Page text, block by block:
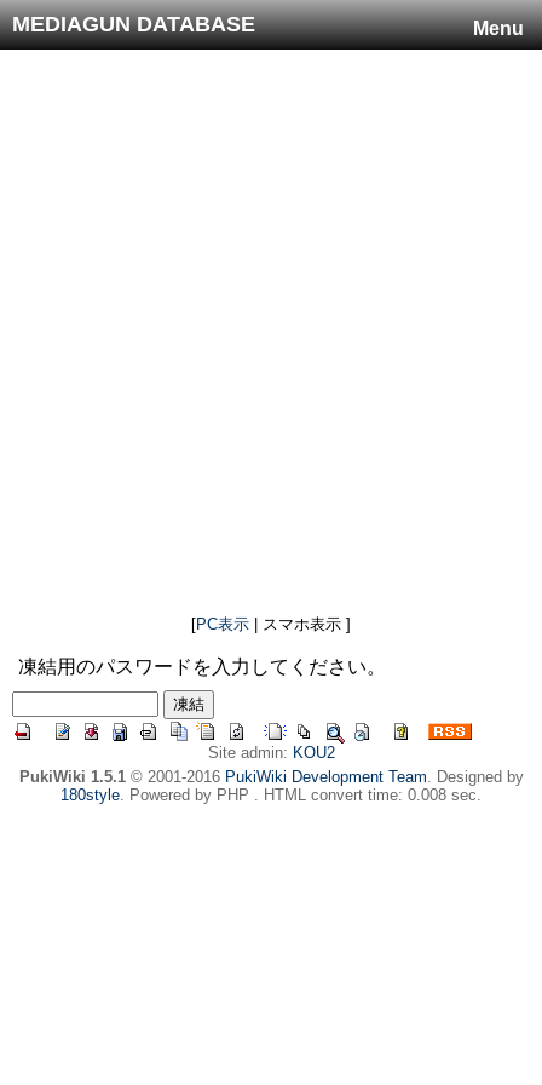
Menu
MEDIAGUN DATABASE
[PC表示 | スマホ表示 ]
凍結用のパスワードを入力してください。
Site admin: KOU2
PukiWiki 1.5.1© 2001-2016 PukiWiki Development Team. Designed by
180style. Powered by PHP . HTML convert time: 0.008 sec.